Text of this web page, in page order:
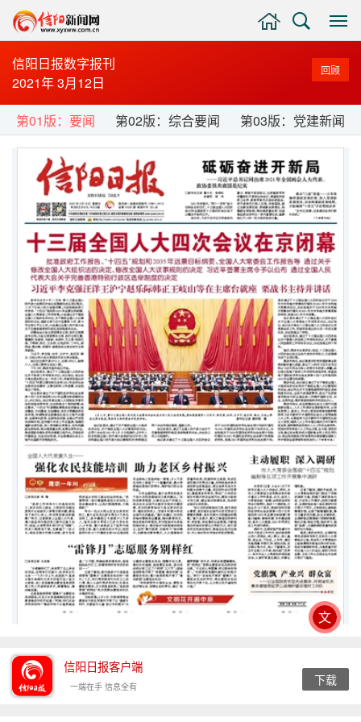
显
示
与
隐
侧
边
栏
搜
索
主
页
信阳日报数字报刊
2021年 3月12日
回顾
第01版：要闻 第02版：综合要闻 第03版：党建新闻
信阳日报客户端
一端在手 信息全有 下载
文